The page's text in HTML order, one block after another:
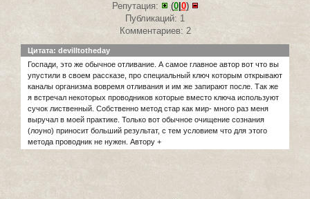
Репутация:
(0| 0)
Публикаций: 1
Комментариев: 2
Цитата: devilltotheday
Госпади, это же обычное отливание. А самое главное автор вот что вы
упустили в своем рассказе, про специальный ключ которым открывают
каналы организма вовремя отливания и им же запирают после. Так же
я встречал некоторых проводников которые вместо ключа используют
сучок лиственный. Собственно метод стар как мир- много раз меня
выручал в моей практике. Только вот обычное очищение сознания
(лоуно) приносит больший результат, с тем условием что для этого
метода проводник не нужен. Автору +